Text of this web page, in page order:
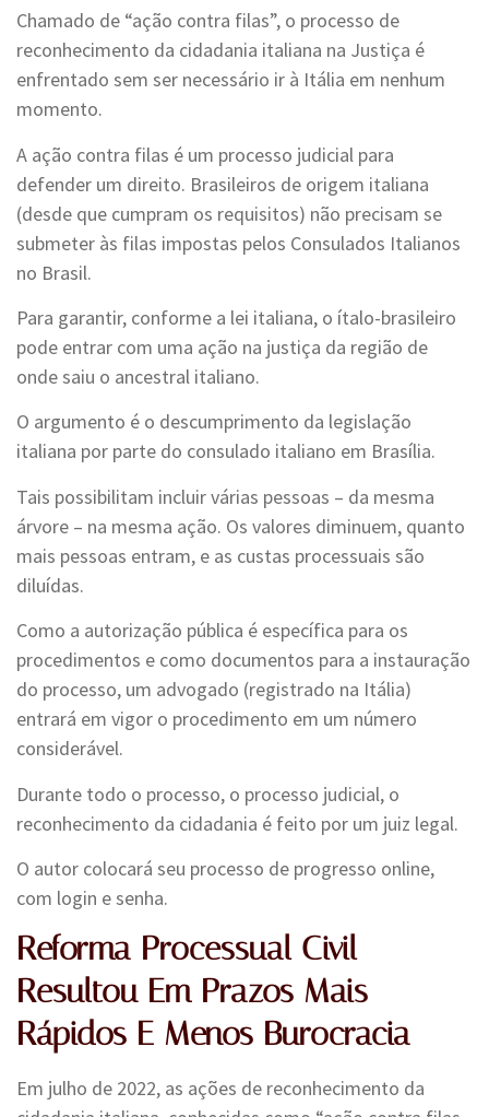
Chamado de “ação contra filas”, o processo de
reconhecimento da cidadania italiana na Justiça é
enfrentado sem ser necessário ir à Itália em nenhum
momento.
A ação contra filas é um processo judicial para
defender um direito. Brasileiros de origem italiana
(desde que cumpram os requisitos) não precisam se
submeter às filas impostas pelos Consulados Italianos
no Brasil.
Para garantir, conforme a lei italiana, o ítalo-brasileiro
pode entrar com uma ação na justiça da região de
onde saiu o ancestral italiano.
O argumento é o descumprimento da legislação
italiana por parte do consulado italiano em Brasília.
Tais possibilitam incluir várias pessoas – da mesma
árvore – na mesma ação. Os valores diminuem, quanto
mais pessoas entram, e as custas processuais são
diluídas.
Como a autorização pública é específica para os
procedimentos e como documentos para a instauração
do processo, um advogado (registrado na Itália)
entrará em vigor o procedimento em um número
considerável.
Durante todo o processo, o processo judicial, o
reconhecimento da cidadania é feito por um juiz legal.
O autor colocará seu processo de progresso online,
com login e senha.
Reforma Processual Civil
Resultou Em Prazos Mais
Rápidos E Menos Burocracia
Em julho de 2022, as ações de reconhecimento da